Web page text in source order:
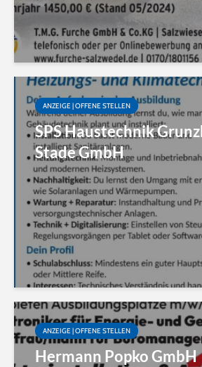
ANZEIGE | OFFENE STELLEN
SPS Haustechnik
Stade GmbH
ANZEIGE | OFFENE STELLEN
Hermann Popko GmbH